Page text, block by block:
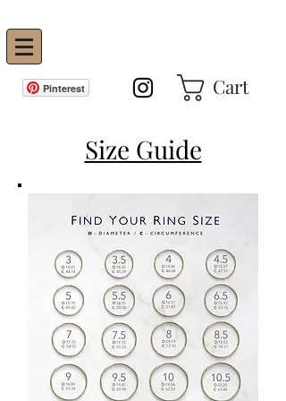
Pinterest Cart
Size Guide